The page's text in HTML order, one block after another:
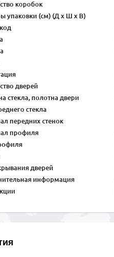
коробок
упаковки (см) (Д х Ш х В)
дверей
стекла, полотна двери
стекла
передних стенок
профиля
дверей
информация